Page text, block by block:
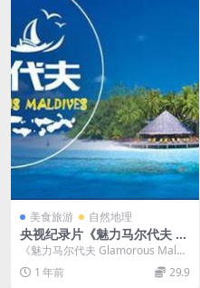
美食旅游 自然地理
央视纪录片《魅力马尔代夫 Gl
amorous Maldives》全三集
汉语中字 1080P高清百度网盘
《魅力马尔代夫 Glamorous Maldi
ves》：展现梦幻岛国的独特魅力 ...
1 年前 29.9